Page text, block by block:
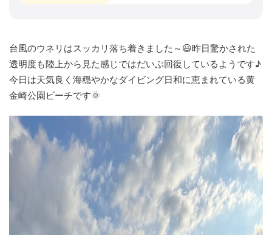
台風のウネリはスッカリ落ち着きました～😃昨日驚かされた
透明度も陸上から見た感じではだいぶ回復しているようです♪
今日は天気良く海穏やかなダイビング日和に恵まれている黄
金崎公園ビーチです🌞